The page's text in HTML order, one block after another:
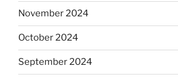
November 2024
October 2024
September 2024